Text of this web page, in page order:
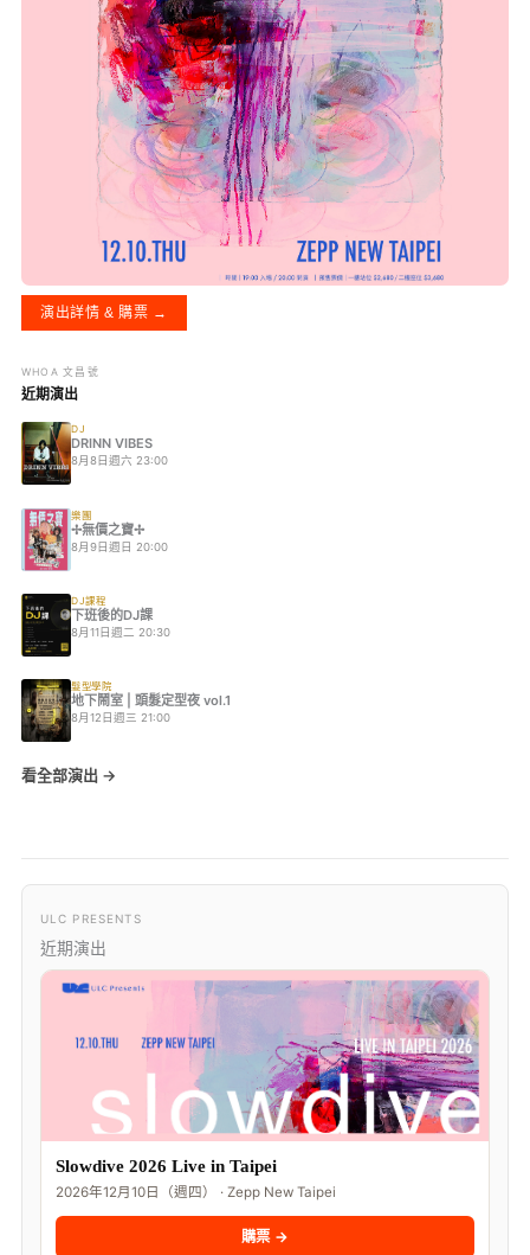
演出詳情 & 購票 →
WHOA 文昌號
近期演出
DJ
DRINN VIBES
8月8日週六 23:00
樂團
✢無價之寶✢
8月9日週日 20:00
DJ課程
下班後的DJ課
8月11日週二 20:30
髮型學院
地下鬧室 | 頭髮定型夜 vol.1
8月12日週三 21:00
看全部演出 →
ULC PRESENTS
近期演出
Slowdive 2026 Live in Taipei
2026年12月10日（週四） · Zepp New Taipei
購票 →